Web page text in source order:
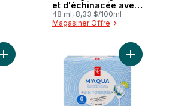
B
et d'échinacée avec
zinc pour le soutien
du système
48 ml, 8,33 $/100ml
Magasiner Offre
Ajouter Jus d’orange sans pulpe auAjouter